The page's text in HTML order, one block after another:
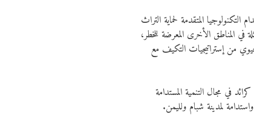
المتقدمة لحماية التراث
في المناطق الأخرى المعرضة للخطر،
حيوي من إستراتيجيات التكيف مع
في مجال التنمية المستدامة
لمدينة شبام ولليمن.